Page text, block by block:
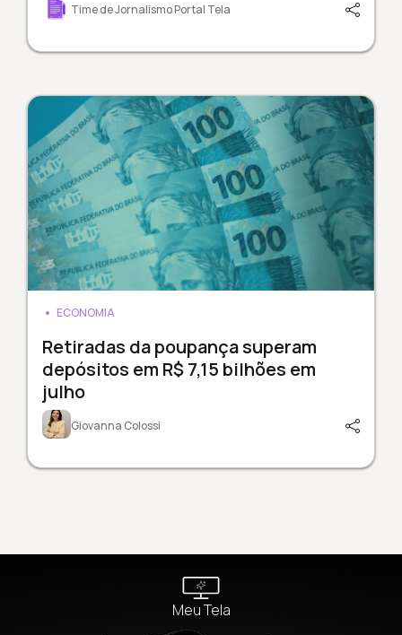
Time de Jornalismo Portal Tela
ECONOMIA
Retiradas da poupança superam
depósitos em R$ 7,15 bilhões em
julho
Giovanna Colossi
Meu Tela